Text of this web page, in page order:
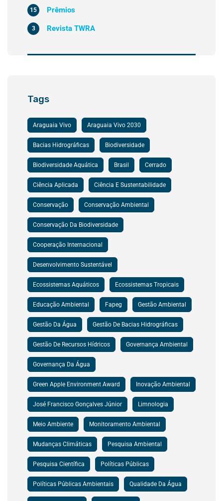
Prêmios
15
Revista TWRA
3
Tags
Araguaia Vivo Araguaia Vivo 2030
Bacias Hidrográficas Biodiversidade
Biodiversidade Aquática Brasil Cerrado
Ciência Aplicada Ciência E Sustentabilidade
Conservação Conservação Ambiental
Conservação Da Biodiversidade
Cooperação Internacional
Desenvolvimento Sustentável
Ecossistemas Aquáticos Ecossistemas Tropicais
Educação Ambiental Fapeg Gestão Ambiental
Gestão Da Água Gestão De Bacias Hidrográficas
Gestão De Recursos Hídricos Governança Ambiental
Governança Da Água
Green Apple Environment Award Inovação Ambiental
José Francisco Gonçalves Júnior Limnologia
Meio Ambiente Monitoramento Ambiental
Mudanças Climáticas Pesquisa Ambiental
Pesquisa Científica Políticas Públicas
Políticas Públicas Ambientais Qualidade Da Água